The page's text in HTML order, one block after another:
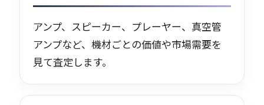
アンプ、スピーカー、プレーヤー、真空管
アンプなど、機材ごとの価値や市場需要を
見て査定します。